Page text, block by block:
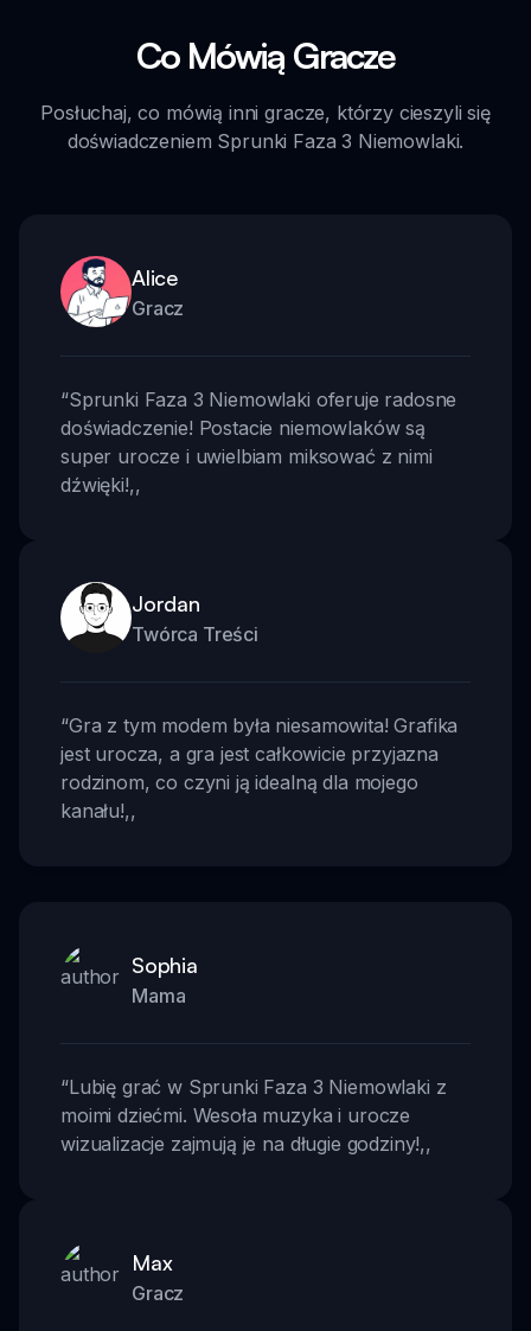
Co Mówią Gracze
Posłuchaj, co mówią inni gracze, którzy cieszyli się
doświadczeniem Sprunki Faza 3 Niemowlaki.
Alice
Gracz
“Sprunki Faza 3 Niemowlaki oferuje radosne
doświadczenie! Postacie niemowlaków są
super urocze i uwielbiam miksować z nimi
dźwięki!,,
Jordan
Twórca Treści
“Gra z tym modem była niesamowita! Grafika
jest urocza, a gra jest całkowicie przyjazna
rodzinom, co czyni ją idealną dla mojego
kanału!,,
Sophia
Mama
“Lubię grać w Sprunki Faza 3 Niemowlaki z
moimi dziećmi. Wesoła muzyka i urocze
wizualizacje zajmują je na długie godziny!,,
Max
Gracz